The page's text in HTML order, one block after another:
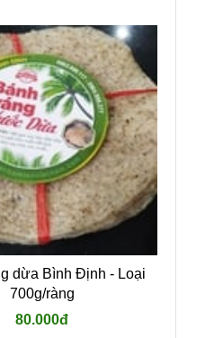
dừa Bình Định - Loại
700g/ràng
80.000đ